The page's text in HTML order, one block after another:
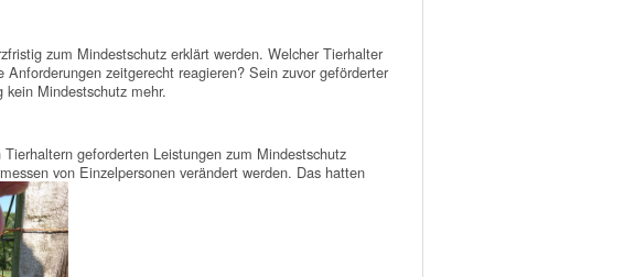
zum Mindestschutz erklärt werden. Welcher Tierhalter
zeitgerecht reagieren? Sein zuvor geförderter
Mindestschutz mehr.
geforderten Leistungen zum Mindestschutz
von Einzelpersonen verändert werden. Das hatten